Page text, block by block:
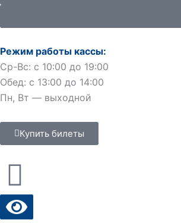
a
a
s
n
i
k
i
Режим работы кассы:
Ср-Вс: с 10:00 до 19:00
Обед: с 13:00 до 14:00
Пн, Вт — выходной
Купить билеты